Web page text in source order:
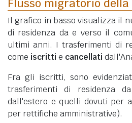
Flusso migratorio
Il grafico in basso visualizza il
di residenza da e verso il
ultimi anni. I trasferimenti di
come iscritti e cancellati
Fra gli iscritti, sono
trasferimenti di residenza
dall'estero e quelli dovuti per
per rettifiche amministrative).